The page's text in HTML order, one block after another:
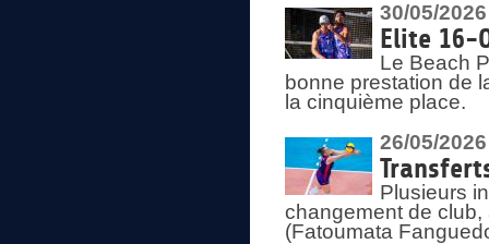
30/05/2026
Elite 16-
Le Beach
bonne prestation de
la cinquième place.
26/05/2026
Plusieurs
changement de
(Fatoumata